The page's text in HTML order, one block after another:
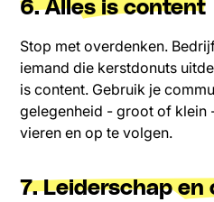
6. Alles is content
Stop met overdenken.
iemand die kerstdonuts
is content. Gebruik je
gelegenheid - groot of klein
vieren en op te volgen.
7. Leiderschap en